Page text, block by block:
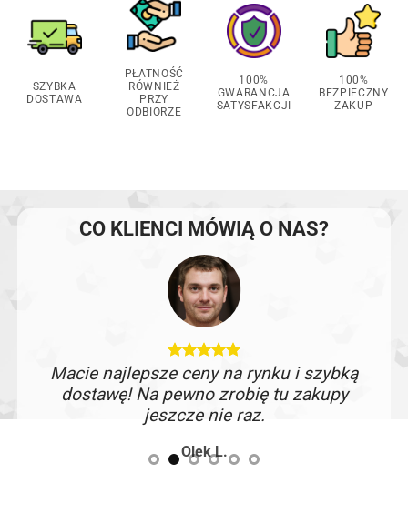
SZYBKA
DOSTAWA
PŁATNOŚĆ
RÓWNIEŻ
PRZY
ODBIORZE
100%
GWARANCJA
SATYSFAKCJI
100%
BEZPIECZNY
ZAKUP
CO KLIENCI MÓWIĄ O NAS?
Macie najlepsze ceny na rynku i szybką
dostawę! Na pewno zrobię tu zakupy
jeszcze nie raz.
Olek L.